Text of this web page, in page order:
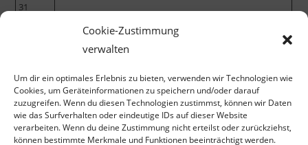
Cookie-Zustimmung
verwalten
Um dir ein optimales Erlebnis zu bieten, verwenden wir Technologien wie
Cookies, um Geräteinformationen zu speichern und/oder darauf
zuzugreifen. Wenn du diesen Technologien zustimmst, können wir Daten
wie das Surfverhalten oder eindeutige IDs auf dieser Website
verarbeiten. Wenn du deine Zustimmung nicht erteilst oder zurückziehst,
können bestimmte Merkmale und Funktionen beeinträchtigt werden.
31